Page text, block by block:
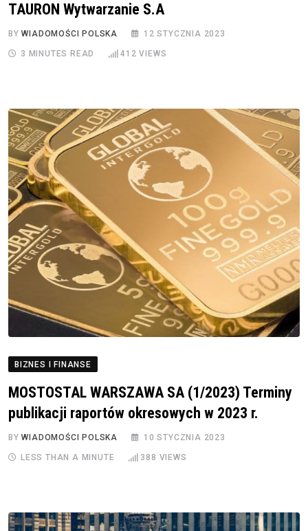
TAURON Wytwarzanie S.A
BYWIADOMOŚCI POLSKA 12 STYCZNIA 2023
3 MINUTES READ 412 VIEWS
BIZNES I FINANSE
MOSTOSTAL WARSZAWA SA (1/2023) Terminy
publikacji raportów okresowych w 2023 r.
BYWIADOMOŚCI POLSKA 10 STYCZNIA 2023
LESS THAN A MINUTE 388 VIEWS